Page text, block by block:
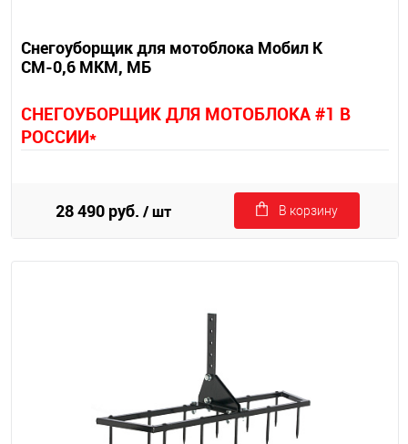
Снегоуборщик для мотоблока Мобил К
СМ-0,6 МКМ, МБ
СНЕГОУБОРЩИК ДЛЯ МОТОБЛОКА #1 В
РОССИИ*
28 490 руб. / шт В корзину